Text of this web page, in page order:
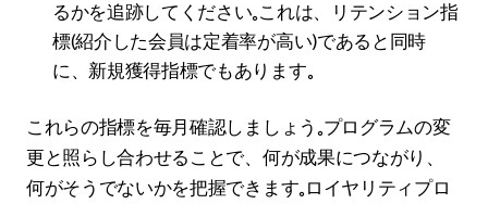
るかを追跡してください。これは、リテンション指
標（紹介した会員は定着率が高い）であると同時
に、新規獲得指標でもあります。
これらの指標を毎月確認しましょう。プログラムの変
更と照らし合わせることで、何が成果につながり、
何がそうでないかを把握できます。ロイヤリティプロ